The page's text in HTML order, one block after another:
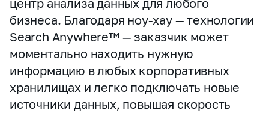
центр анализа данных для любого
бизнеса. Благодаря ноу‑хау — технологии
Search Anywhere™ — заказчик может
моментально находить нужную
информацию в любых корпоративных
хранилищах и легко подключать новые
источники данных, повышая скорость